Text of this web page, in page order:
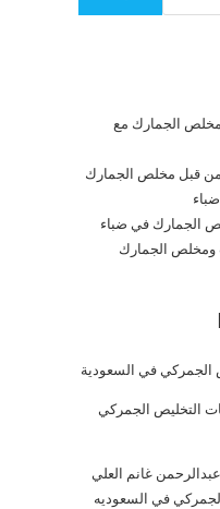
لمخلص الجمارك مع
من قبل مخلص الجمارك
الجمارك في ضباء
ومخلص الجمارك
الجمركي في السعودية
التخليص الجمركي
غانم العلي
في السعوديه